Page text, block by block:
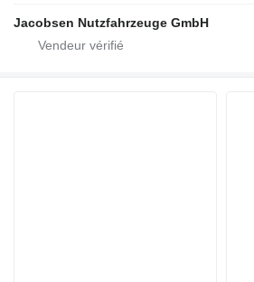
Jacobsen Nutzfahrzeuge GmbH